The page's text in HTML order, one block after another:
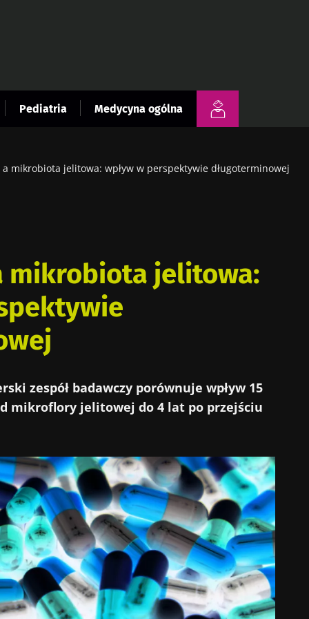
Pediatria Medycyna ogólna
mikrobiota jelitowa: wpływ w perspektywie długoterminowej
mikrobiota jelitowa:
zespół badawczy porównuje wpływ 15
mikroflory jelitowej do 4 lat po przejściu